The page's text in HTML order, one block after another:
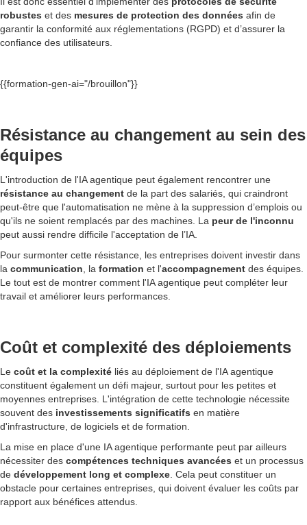
robustes et des mesures de protection des données afin de
garantir la conformité aux réglementations (RGPD) et d’assurer la
confiance des utilisateurs.
{{formation-gen-ai="/brouillon"}}
Résistance au changement au sein des
équipes
L'introduction de l'IA agentique peut également rencontrer une
résistance au changement de la part des salariés, qui craindront
peut-être que l'automatisation ne mène à la suppression d’emplois ou
qu'ils ne soient remplacés par des machines. La peur de l'inconnu
peut aussi rendre difficile l'acceptation de l’IA.
Pour surmonter cette résistance, les entreprises doivent investir dans
la communication , la formation et l'accompagnement des équipes.
Le tout est de montrer comment l'IA agentique peut compléter leur
travail et améliorer leurs performances.
Coût et complexité des déploiements
Le coût et la complexité liés au déploiement de l'IA agentique
constituent également un défi majeur, surtout pour les petites et
moyennes entreprises. L'intégration de cette technologie nécessite
souvent des investissements significatifs en matière
d'infrastructure, de logiciels et de formation.
La mise en place d'une IA agentique performante peut par ailleurs
nécessiter des compétences techniques avancées et un processus
de développement long et complexe . Cela peut constituer un
obstacle pour certaines entreprises, qui doivent évaluer les coûts par
rapport aux bénéfices attendus.